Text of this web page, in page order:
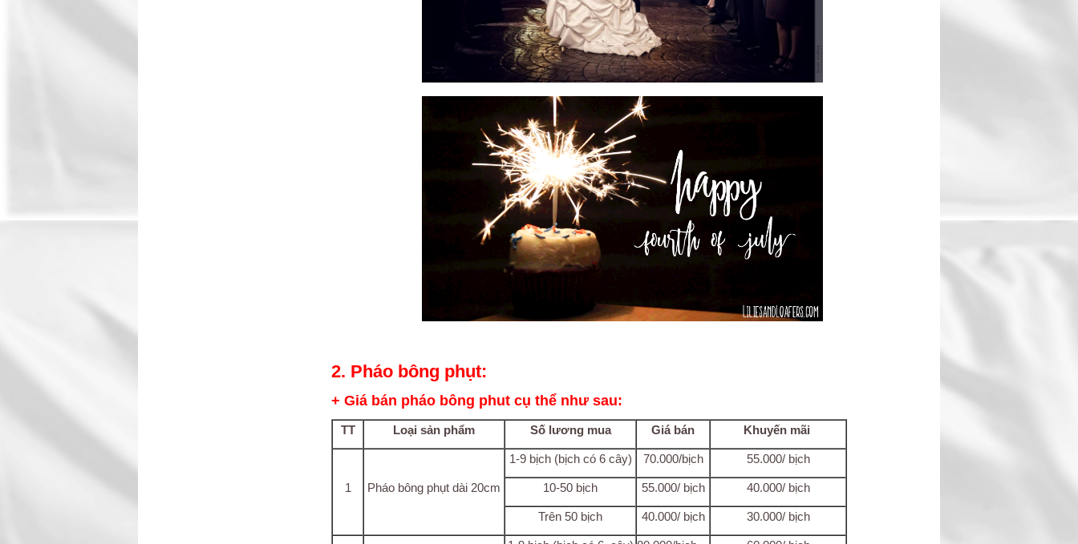
2. Pháo bông phụt:
+ Giá bán pháo bông phut cụ thể như sau:
TT Loại sản phẩm Số lương mua Giá bán Khuyến mãi
1 Pháo bông phụt dài 20cm
1-9 bịch (bịch có 6 cây) 70.000/bịch 55.000/ bịch
10-50 bịch 55.000/ bịch 40.000/ bịch
Trên 50 bịch 40.000/ bịch 30.000/ bịch